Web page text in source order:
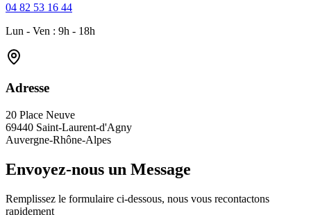
04 82 53 16 44
Lun - Ven : 9h - 18h
Adresse
20 Place Neuve
69440 Saint-Laurent-d'Agny
Auvergne-Rhône-Alpes
Envoyez-nous un Message
Remplissez le formulaire ci-dessous, nous vous recontactons
rapidement